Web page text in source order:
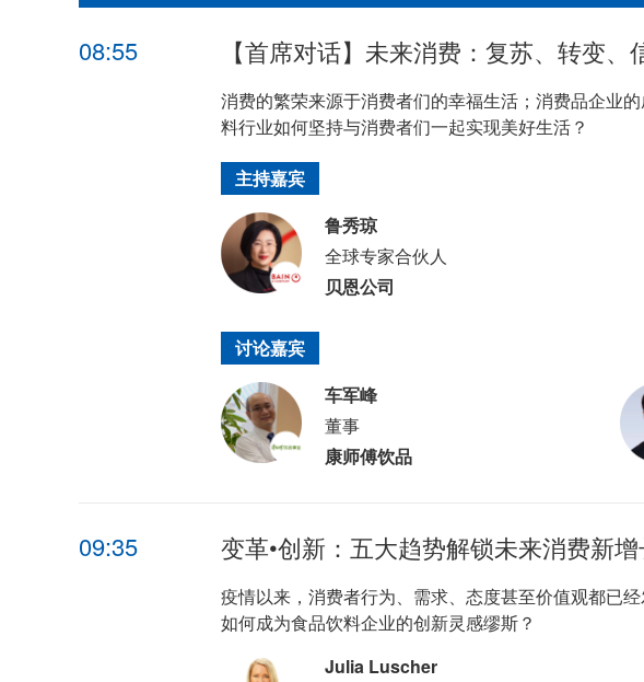
08:55
【首席对话】未来消费：复苏、转变、
消费的繁荣来源于消费者们的幸福生活；消费品企业
料行业如何坚持与消费者们一起实现美好生活？
主持嘉宾
鲁秀琼
全球专家合伙人
贝恩公司
讨论嘉宾
车军峰
董事
康师傅饮品
09:35 变革•创新：五大趋势解锁未来消费新增
疫情以来，消费者行为、需求、态度甚至价值观都已
如何成为食品饮料企业的创新灵感缪斯？
Julia Luscher